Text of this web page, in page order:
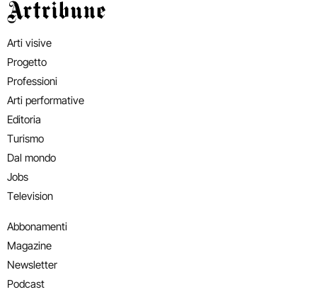
Artribune
Arti visive
Progetto
Professioni
Arti performative
Editoria
Turismo
Dal mondo
Jobs
Television
Abbonamenti
Magazine
Newsletter
Podcast